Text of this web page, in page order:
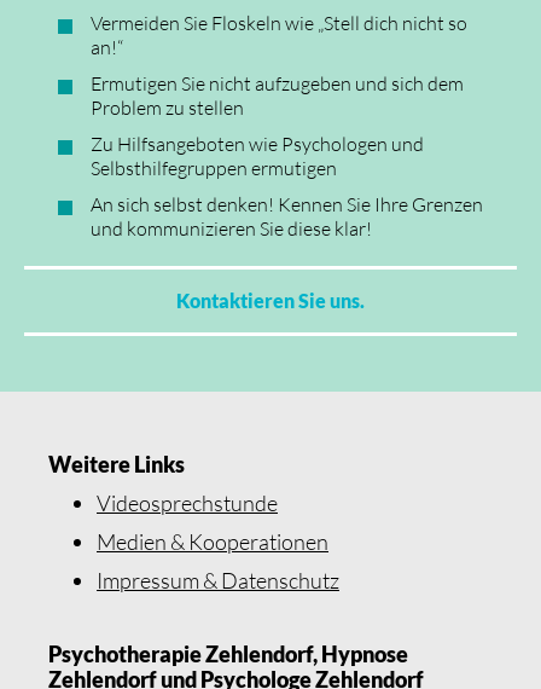
Vermeiden Sie Floskeln wie „Stell dich nicht so
an!“
Ermutigen Sie nicht aufzugeben und sich dem
Problem zu stellen
Zu Hilfsangeboten wie Psychologen und
Selbsthilfegruppen ermutigen
An sich selbst denken! Kennen Sie Ihre Grenzen
und kommunizieren Sie diese klar!
Kontaktieren Sie uns.
Weitere Links
Videosprechstunde
Medien & Kooperationen
Impressum & Datenschutz
Psychotherapie Zehlendorf, Hypnose
Zehlendorf und Psychologe Zehlendorf